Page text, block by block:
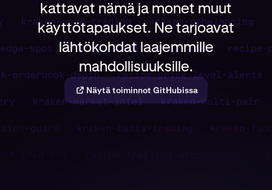
kattavat nämä ja monet muut
käyttötapaukset. Ne tarjoavat
lähtökohdat laajemmille
mahdollisuuksille.
Näytä toiminnot GitHubissa